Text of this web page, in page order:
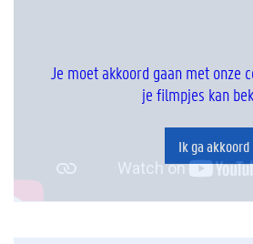
Je moet akkoord gaan met onze
je filmpjes kan
Ik ga akkoord